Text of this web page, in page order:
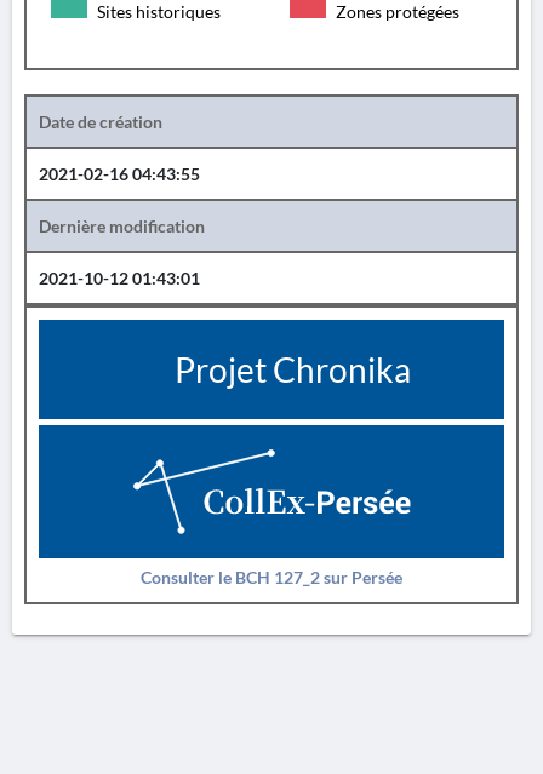
Sites historiques Zones protégées
Date de création
2021-02-16 04:43:55
Dernière modification
2021-10-12 01:43:01
Projet Chronika
Consulter le BCH 127_2 sur Persée